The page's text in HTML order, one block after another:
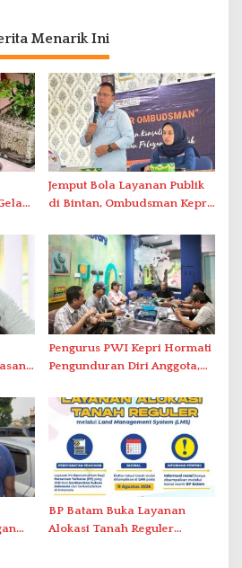
Menarik Ini
Jemput Bola Layanan Publik
di Bintan, Ombudsman Kepri
Solar Nelayan
Pengurus PWI Kepri Hormati
Pengunduran Diri Anggota,
Administrasi ke Pusat
BP Batam Buka Layanan
Alokasi Tanah Reguler